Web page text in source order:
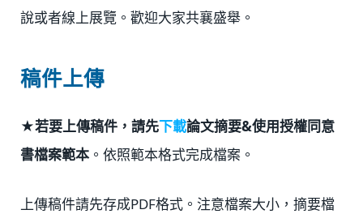
說或者線上展覽。歡迎大家共襄盛舉。
稿件上傳
★若要上傳稿件，請先下載論文摘要&使用授權同意
書檔案範本 。依照範本格式完成檔案。
上傳稿件請先存成PDF格式。注意檔案大小，摘要檔